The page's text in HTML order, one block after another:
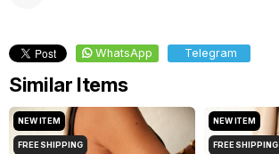
WhatsApp Telegram
Similar Items
NEW ITEM
FREE SHIPPING
NEW ITEM
FREE SHIPPING